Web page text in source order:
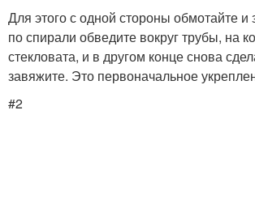
Для этого с одной стороны обмотайте и
по спирали обведите вокруг трубы, на
стекловата, и в другом конце снова
завяжите. Это первоначальное
#2